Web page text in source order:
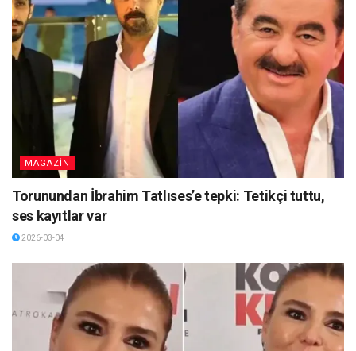
MAGAZİN
Torunundan İbrahim Tatlıses’e tepki: Tetikçi tuttu,
ses kayıtlar var
2026-03-04